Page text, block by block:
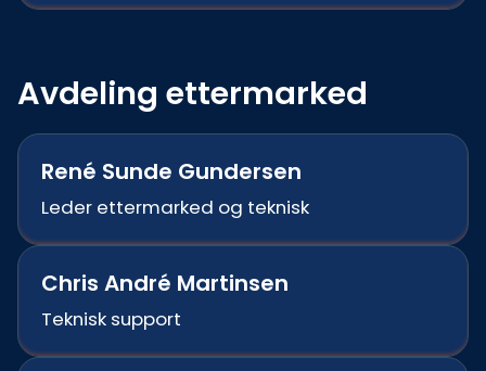
Avdeling ettermarked
René Sunde Gundersen
Leder ettermarked og teknisk
Chris André Martinsen
Teknisk support